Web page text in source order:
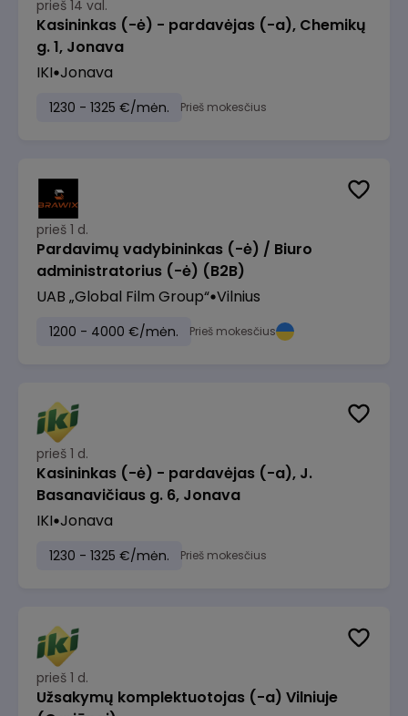
prieš 14 val.
Kasininkas (-ė) - pardavėjas (-a), Chemikų
g. 1, Jonava
IKI Jonava
1230 - 1325 €/mėn. Prieš mokesčius
prieš 1 d.
Pardavimų vadybininkas (-ė) / Biuro
administratorius (-ė) (B2B)
UAB „Global Film Group“ Vilnius
1200 - 4000 €/mėn. Prieš mokesčius
prieš 1 d.
Kasininkas (-ė) - pardavėjas (-a), J.
Basanavičiaus g. 6, Jonava
IKI Jonava
1230 - 1325 €/mėn. Prieš mokesčius
prieš 1 d.
Užsakymų komplektuotojas (-a) Vilniuje